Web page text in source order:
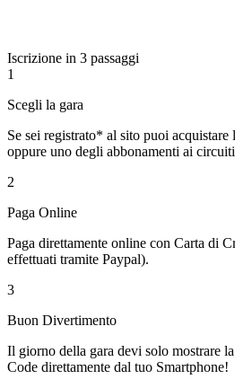
Iscrizione in 3 passaggi
1
Scegli la gara
Se sei registrato* al sito puoi acquistare
oppure uno degli abbonamenti ai
2
Paga Online
Paga direttamente online con Carta di
effettuati tramite Paypal).
3
Buon Divertimento
Il giorno della gara devi solo mostrare
Code direttamente dal tuo Smartphone!